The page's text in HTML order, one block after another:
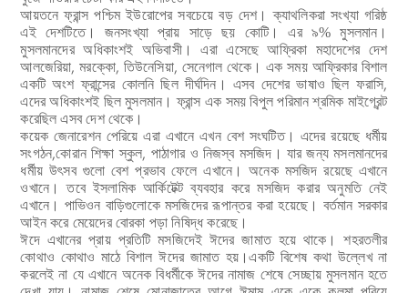
আয়তনে ফ্রান্স পশ্চিম ইউরোপের সবচেয়ে বড় দেশ। ক্যাথলিকরা সংখ্যা গরিষ্ঠ
এই দেশটিতে। জনসংখ্যা প্রায় সাড়ে ছয় কোটি। এর ৯%মুসলমান।
মুসলমানদের অধিকাংশই অভিবাসী। এরা এসেছে আফ্রিকা মহাদেশের দেশ
আলজেরিয়া, মরক্কো, তিউনেসিয়া, সেনেগাল থেকে। এক সময় আফ্রিকার বিশাল
একটি অংশ ফ্রান্সের কোলনি ছিল দীর্ঘদিন। এসব দেশের ভাষাও ছিল ফরাসি,
এদের অধিকাংশই ছিল মুসলমান। ফ্রান্স এক সময় বিপুল পরিমান শ্রমিক মাইগ্রেন্ট
করেছিল এসব দেশ থেকে।
কয়েক জেনারেশন পেরিয়ে এরা এখানে এখন বেশ সংঘটিত। এদের রয়েছে ধর্মীয়
সংগঠন,কোরান শিক্ষা স্কুল, পাঠাগার ও নিজস্ব মসজিদ। যার জন্য মসলমানদের
ধর্মীয় উৎসব গুলো বেশ প্রভাব ফেলে এখানে। অনেক মসজিদ রয়েছে এখানে
ওখানে। তবে ইসলামিক আর্কিটেক্ট ব্যবহার করে মসজিদ করার অনুমতি নেই
এখানে। পাভিওন বাড়িগুলোকেমসজিদের রূপান্তর করা হয়েছে। বর্তমান সরকার
আইন করে মেয়েদের বোরকা পড়া নিষিদ্ধ করেছে।
ঈদে এখানের প্রায় প্রতিটি মসজিদেই ঈদের জামাত হয়ে থাকে। শহরতলীর
কোথাও কোথাও মাঠে বিশাল ঈদের জামাত হয়।একটি বিশেষ কথা উল্লেখ না
করলেই না যে এখানে অনেক বিধর্মীকে ঈদেরনামাজ শেষে সেচ্ছায় মুসলমান হতে